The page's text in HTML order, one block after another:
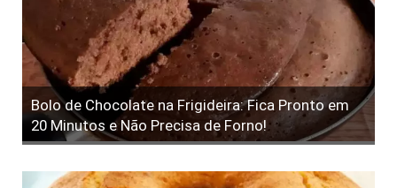
Bolo de Chocolate na Frigideira: Fica Pronto em
20 Minutos e Não Precisa de Forno!